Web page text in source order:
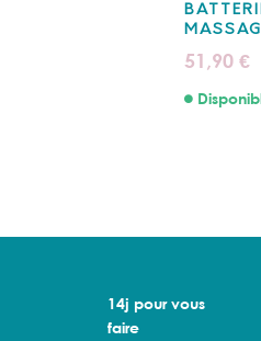
51,90 €
14j pour vous
faire